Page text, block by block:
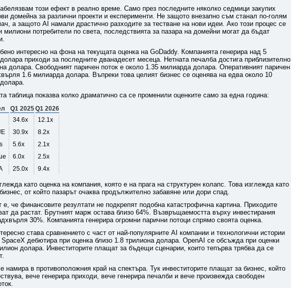
този ефект в реално време. Само през последните няколко седмици закупих
домейна за различни проекти и експерименти. Не защото внезапно съм станал по-голям
а защото AI намали драстично разходите за тестване на нови идеи. Ако този процес се
милиони потребители по света, последствията за пазара на домейни могат да бъдат
интересно на фона на текущата оценка на GoDaddy. Компанията генерира над 5
приходи за последните дванадесет месеца. Нетната печалба достига приблизително
долара. Свободният паричен поток е около 1.35 милиарда долара. Оперативният паричен
1.6 милиарда долара. Въпреки това целият бизнес се оценява на едва около 10
таблица показва колко драматично са се променили оценките само за една година:
Q1 2025Q1 2026
34.6x
12.1x
E
30.9x
8.2x
5.6x
2.1x
6.0x
2.5x
25.0x 9.4x
като оценка на компания, която е на прага на структурен колапс. Това изглежда като
от който пазарът очаква продължително забавяне или дори спад.
е, че финансовите резултати не подкрепят подобна катастрофична картина. Приходите
да растат. Брутният марж остава близо 64%. Възвръщаемостта върху инвестирания
30%. Компанията генерира огромни парични потоци спрямо своята оценка.
става сравнението с част от най-популярните AI компании и технологични истории
SpaceX дебютира при оценка близо 1.8 трилиона долара. OpenAI се обсъжда при оценки
долара. Инвеститорите плащат за бъдещи сценарии, които тепърва трябва да се
намира в противоположния край на спектъра. Тук инвеститорите плащат за бизнес, който
вече генерира приходи, вече генерира печалби и вече произвежда свободен